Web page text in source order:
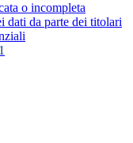
o incompleta
dati da parte dei titolari
1